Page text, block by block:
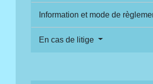
Information et mode de
En cas de litige